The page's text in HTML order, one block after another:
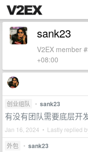
sank23
V2EX member
+08:00
创业组队 • sank23
有没有团队需要底层开
Jan 16, 2024 • Lastly replied
外包 • sank23